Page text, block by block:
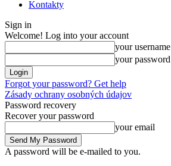
Kontakty
Sign in
Welcome! Log into your account
your username
your password
Forgot your password? Get help
Zásady ochrany osobných údajov
Password recovery
Recover your password
your email
A password will be e-mailed to you.